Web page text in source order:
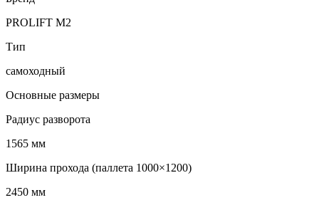
PROLIFT M2
Тип
самоходный
Основные размеры
Радиус разворота
1565 мм
Ширина прохода (паллета 1000×1200)
2450 мм